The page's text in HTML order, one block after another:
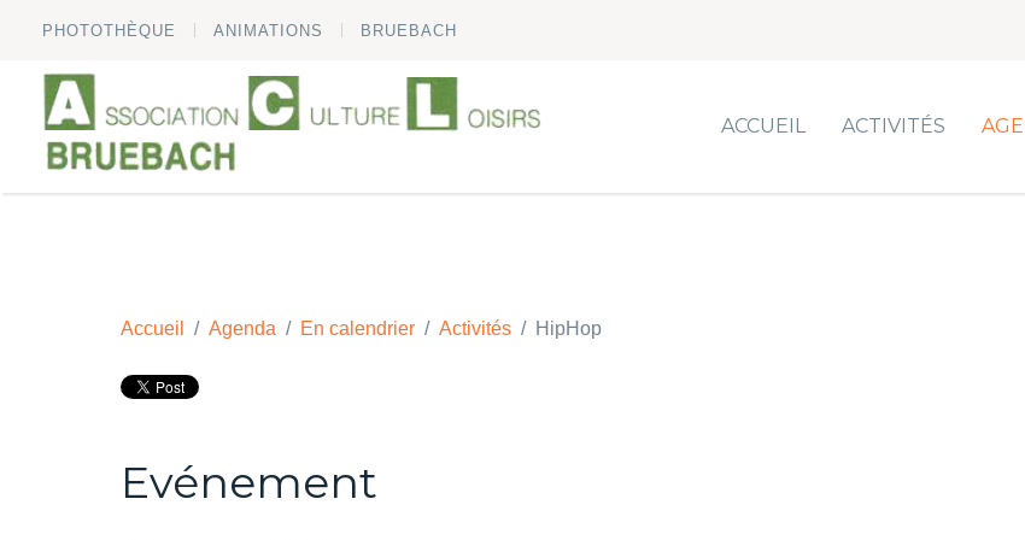
PHOTOTHÈQUE ANIMATIONS BRUEBACH
ACCUEIL ACTIVITÉS
Accueil Agenda En calendrier Activités HipHop
Evénement